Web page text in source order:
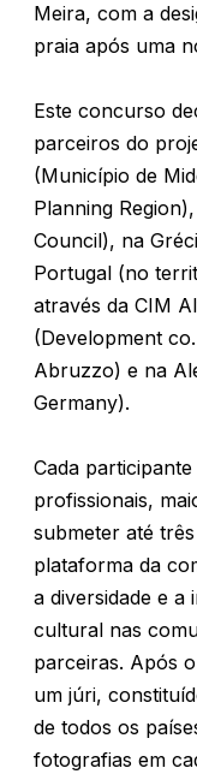
Meira, com a
praia após uma
Este concurso
parceiros do
(Município de
Planning
Council), na
Portugal (no
através da CIM
(Development
Abruzzo) e na
Germany).
Cada
profissionais,
submeter até
plataforma da
a diversidade e a
cultural nas
parceiras. Após
um júri,
de todos os
fotografias em